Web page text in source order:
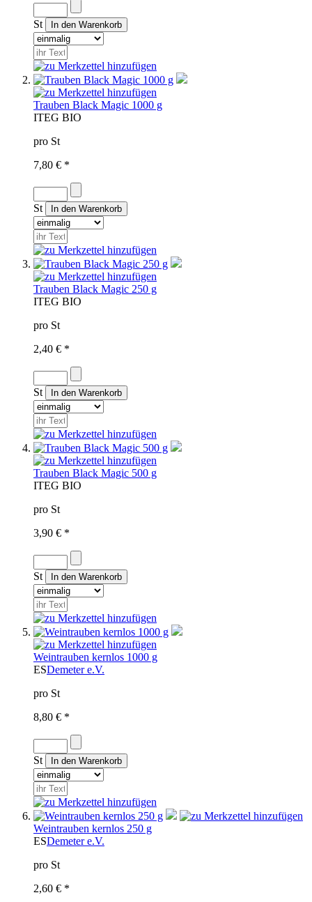
St
Trauben Black Magic 1000 g
ITEG BIO
pro St
7,80 € *
St
Trauben Black Magic 250 g
ITEG BIO
pro St
2,40 € *
St
Trauben Black Magic 500 g
ITEG BIO
pro St
3,90 € *
St
Weintrauben kernlos 1000 g
ESDemeter e.V.
pro St
8,80 € *
St
Weintrauben kernlos 250 g
ESDemeter e.V.
pro St
2,60 € *